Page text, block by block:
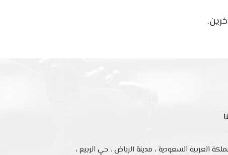
العربية السعودية ، مدينة الرياض ، حي الربيع ،